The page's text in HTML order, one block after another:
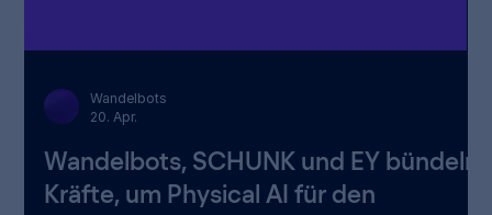
Wandelbots